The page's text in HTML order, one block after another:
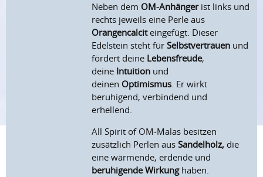
Neben dem OM-Anhängerist links und
rechts jeweils eine Perle aus
Orangencalciteingefügt. Dieser
Edelstein steht fürSelbstvertrauen und
fördert deine Lebensfreude,
deine Intuition und
deinen Optimismus. Er wirkt
beruhigend, verbindend und
erhellend.
All Spirit of OM-Malas besitzen
zusätzlich Perlen ausSandelholz, die
eine wärmende, erdende und
beruhigende Wirkung haben.